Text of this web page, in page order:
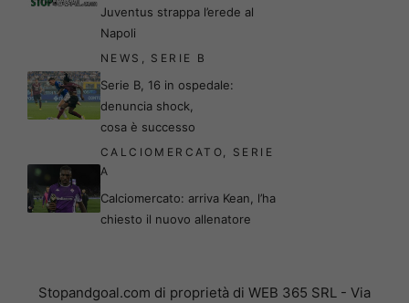
Juventus strappa l’erede al
Napoli
NEWS , SERIE B
Serie B, 16 in ospedale:
denuncia shock,
cosa è successo
CALCIOMERCATO, SERIE
A
Calciomercato: arriva Kean, l’ha
chiesto il nuovo allenatore
Stopandgoal.com di proprietà di WEB 365 SRL - Via